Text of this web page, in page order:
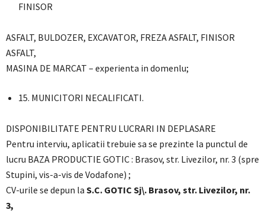
FINISOR
ASFALT, BULDOZER, EXCAVATOR, FREZA ASFALT, FINISOR
ASFALT,
MASINA DE MARCAT – experienta in domenlu;
15. MUNICITORI NECALIFICATI.
DISPONIBILITATE PENTRU LUCRARI IN DEPLASARE
Pentru interviu, aplicatii trebuie sa se prezinte la punctul de
lucru BAZA PRODUCTIE GOTIC : Brasov, str. Livezilor, nr. 3 (spre
Stupini, vis-a-vis de Vodafone) ;
CV-urile se depun la S.C. GOTIC Sj\. Brasov, str. Livezilor, nr.
3,